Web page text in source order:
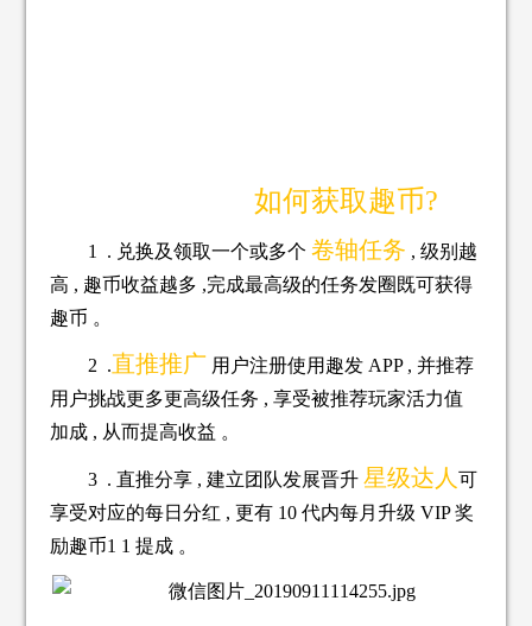
如何获取趣币?
1 . 兑换及领取一个或多个卷轴任务 , 级别越
高 , 趣币收益越多 ,完成最高级的任务发圈既可获得
趣币 。
2 .直推推广 用户注册使用趣发 APP , 并推荐
用户挑战更多更高级任务 , 享受被推荐玩家活力值
加成 , 从而提高收益 。
3 . 直推分享 , 建立团队发展晋升星级达人可
享受对应的每日分红 , 更有 10 代内每月升级 VIP 奖
励趣币1 1 提成 。